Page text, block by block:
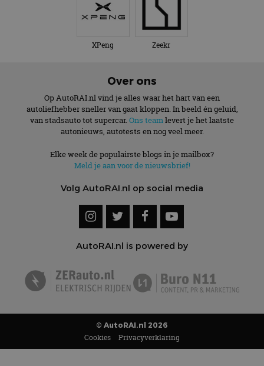
XPeng Zeekr
Over ons
Op AutoRAI.nl vind je alles waar het hart van een
autoliefhebber sneller van gaat kloppen. In beeld én geluid,
van stadsauto tot supercar. Ons teamlevert je het laatste
autonieuws, autotests en nog veel meer.
Elke week de populairste blogs in je mailbox?
Meld je aan voor de nieuwsbrief!
Volg AutoRAI.nl op social media
AutoRAI.nl is powered by
© AutoRAI.nl 2026
Cookies Privacyverklaring